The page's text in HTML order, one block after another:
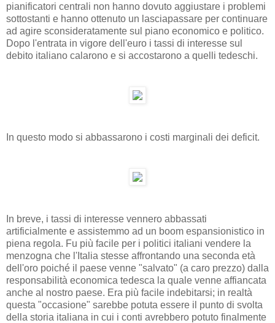
pianificatori centrali non hanno dovuto aggiustare i problemi
sottostanti e hanno ottenuto un lasciapassare per continuare
ad agire sconsideratamente sul piano economico e politico.
Dopo l'entrata in vigore dell'euro i tassi di interesse sul
debito italiano calarono e si accostarono a quelli tedeschi.
In questo modo si abbassarono i costi marginali dei deficit.
In breve, i tassi di interesse vennero abbassati
artificialmente e assistemmo ad un boom espansionistico in
piena regola. Fu più facile per i politici italiani vendere la
menzogna che l'Italia stesse affrontando una seconda età
dell'oro poiché il paese venne "salvato" (a caro prezzo) dalla
responsabilità economica tedesca la quale venne affiancata
anche al nostro paese. Era più facile indebitarsi; in realtà
questa "occasione" sarebbe potuta essere il punto di svolta
della storia italiana in cui i conti avrebbero potuto finalmente